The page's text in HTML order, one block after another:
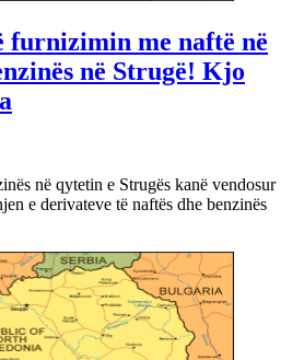
furnizimin me naftë në
në Strugë! Kjo
në qytetin e Strugës kanë vendosur
e derivateve të naftës dhe benzinës